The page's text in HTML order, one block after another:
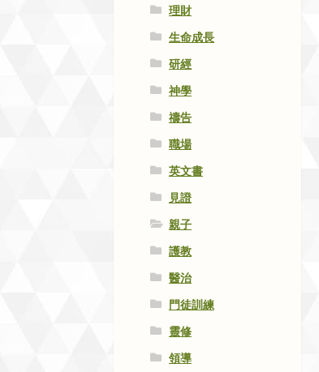
理財
生命成長
研經
神學
禱告
職場
英文書
見證
親子
護教
醫治
門徒訓練
靈修
領導